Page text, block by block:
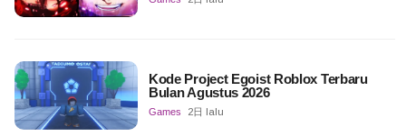
Kode Project Egoist Roblox Terbaru
Bulan Agustus 2026
Games 2日 lalu